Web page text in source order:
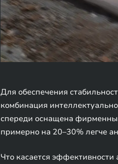
Для обеспечения
комбинация
спереди оснащена
примерно на 20–30% легче
Что касается эффективности